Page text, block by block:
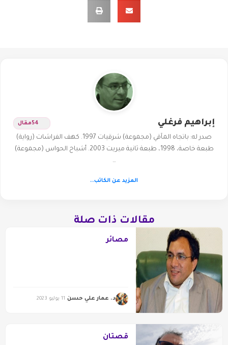
إبراهيم فرغلي 54مقال
صدر له: باتجاه المآقي (مجموعة) شرقيات 1997. كهف الفراشات (رواية)
طبعة خاصة، 1998، طبعة ثانية ميريت 2003. أشباح الحواس (مجموعة)
…
المزيد عن الكاتب..
مقالات ذات صلة
مصائر
د. عمار علي حسن 11 يوليو 2023
قصتان